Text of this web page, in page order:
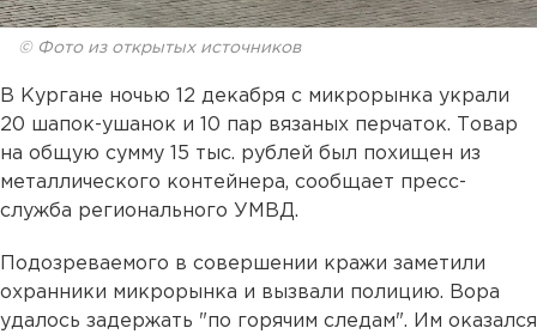
© Фото из открытых источников
В Кургане ночью 12 декабря с микрорынка украли
20 шапок-ушанок и 10 пар вязаных перчаток. Товар
на общую сумму 15 тыс. рублей был похищен из
металлического контейнера, сообщает пресс-
служба регионального УМВД.
Подозреваемого в совершении кражи заметили
охранники микрорынка и вызвали полицию. Вора
удалось задержать "по горячим следам". Им оказался